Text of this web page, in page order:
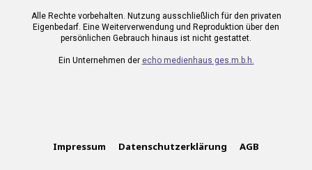
Alle Rechte vorbehalten. Nutzung ausschließlich für den privaten
Eigenbedarf. Eine Weiterverwendung und Reproduktion über den
persönlichen Gebrauch hinaus ist nicht gestattet.
Ein Unternehmen der echo medienhaus ges.m.b.h.
Impressum Datenschutzerklärung AGB